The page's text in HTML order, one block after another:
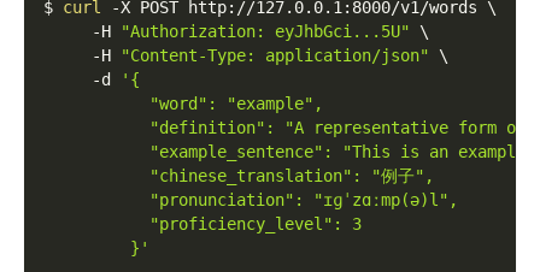
$ curl -X POST http://127.0.0.1:8000/v1/words \
-H
"Authorization: eyJhbGci...5U"
\
-H
"Content-Type: application/json"
\
-d
'{
           "word": "example",
"definition": "A representative form or
"example_sentence": "This is an example
           "chinese_translation": "例子",
           "pronunciation": "ɪɡˈzɑːmp(ə)l",
           "proficiency_level": 3
         }'